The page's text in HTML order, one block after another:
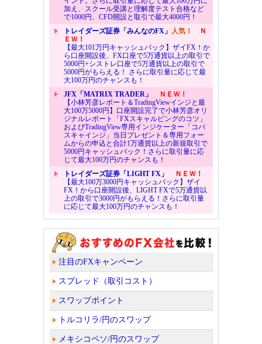
加え、スクール受講と理解度テスト合格など
で1000円、CFD開設と取引で最大4000円！
トレイダーズ証券「みんなのFX」 人気！
Ｎ
ＥＷ！
【最大101万円キャッシュバック】ザイFX！か
ら口座開設後、FX口座で5万通貨以上の取引で
5000円+シストレ口座で5万通貨以上の取引で
5000円がもらえる！ さらに取引量に応じて最
大100万円のチャンスも！
JFX「MATRIX TRADER」
ＮＥＷ！
【小林芳彦レポート＆TradingViewインジと最
大100万5000円】口座開設完了で小林芳彦オリ
ジナルレポート「FXスキャルピングのコツ」
およびTradingView専用インジケーター「コバ
スキャインジ」当日プレゼント＆専用フォー
ムからの申込と合計1万通貨以上の新規取引で
5000円キャッシュバック！さらに取引量に応
じて最大100万円のチャンスも！
トレイダーズ証券「LIGHT FX」
ＮＥＷ！
【最大100万3000円キャッシュバック】ザイ
FX！から口座開設後、LIGHT FXで5万通貨以
上の取引で3000円がもらえる！さらに取引量
に応じて最大100万円のチャンスも！
注目のFXキャンペーン
スプレッド（取引コスト）
スワップポイント
トルコリラ/円のスワップ
メキシコペソ/円のスワップ